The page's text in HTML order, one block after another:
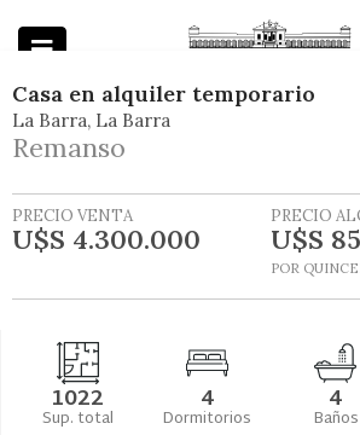
Casa en alquiler temporario
La Barra La Barra
Remanso
PRECIO VENTA
U$S 4.300.000
PRECIO
U$S
POR
1022
Sup. total 4
Dormitorios 4
Baños